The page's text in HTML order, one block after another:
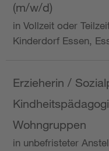
(m/w/d)
in Vollzeit oder
Kinderdorf Essen,
Erzieherin /
Wohngruppen
in unbefristeter